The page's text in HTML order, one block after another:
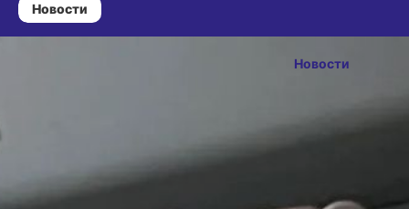
Новости
изменит
автобуса
Новости